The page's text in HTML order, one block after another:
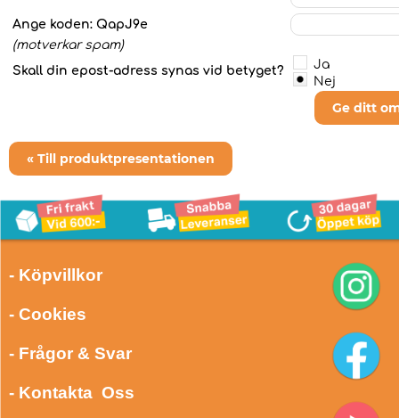
Ange koden: QapJ9e
(motverkar spam)
Skall din epost-adress synas vid betyget?
Ja
Nej
Ge ditt
« Till produktpresentationen
- Köpvillkor
- Cookies
- Frågor & Svar
- Kontakta Oss